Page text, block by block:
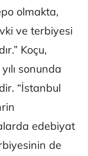
olmakta,
ve terbiyesi
Koçu,
sonunda
“İstanbul
edebiyat
de